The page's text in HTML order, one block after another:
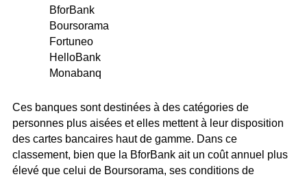
BforBank
Boursorama
Fortuneo
HelloBank
Monabanq
Ces banques sont destinées à des catégories de
personnes plus aisées et elles mettent à leur disposition
des cartes bancaires haut de gamme. Dans ce
classement, bien que la BforBank ait un coût annuel plus
élevé que celui de Boursorama, ses conditions de